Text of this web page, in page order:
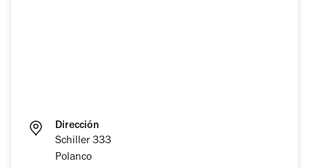
Dirección
Schiller 333
Polanco